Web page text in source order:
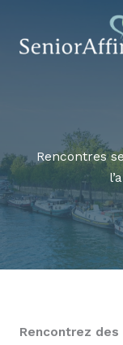
contenu
Rencontres
Rencontrez